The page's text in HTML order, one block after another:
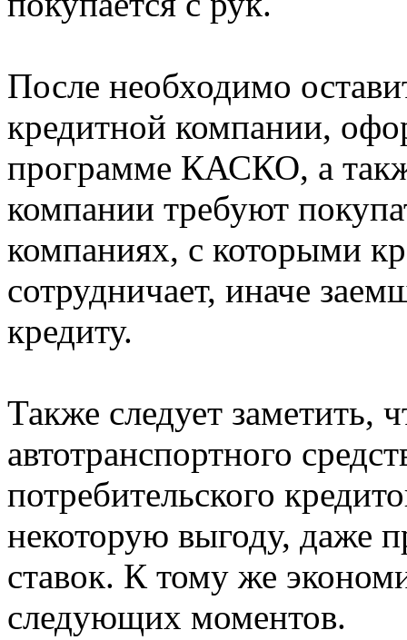
После необходимо
кредитной компании,
программе КАСКО, а
компании требуют
компаниях, с которыми
сотрудничает, иначе
кредиту.
Также следует заметить,
автотранспортного
потребительского
некоторую выгоду, даже
ставок. К тому же
следующих моментов.